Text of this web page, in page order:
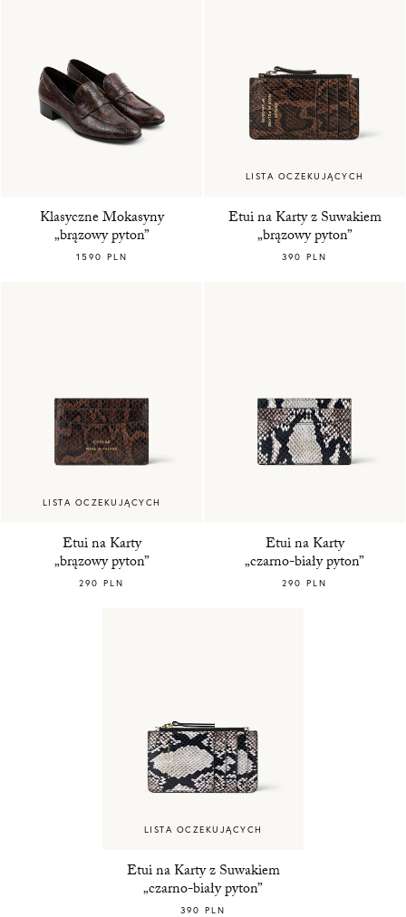
Klasyczne Mokasyny
„brązowy pyton”
1590 PLN
LISTA OCZEKUJĄCYCH
Etui na Karty z Suwakiem
„brązowy pyton”
390 PLN
LISTA OCZEKUJĄCYCH
Etui na Karty
„brązowy pyton”
290 PLN
Etui na Karty
„czarno-biały pyton”
290 PLN
LISTA OCZEKUJĄCYCH
Etui na Karty z Suwakiem
„czarno-biały pyton”
390 PLN